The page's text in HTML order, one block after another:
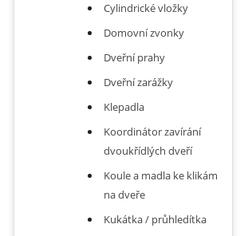
Cylindrické vložky
Domovní zvonky
Dveřní prahy
Dveřní zarážky
Klepadla
Koordinátor zavírání
dvoukřídlých dveří
Koule a madla ke klikám
na dveře
Kukátka / průhledítka